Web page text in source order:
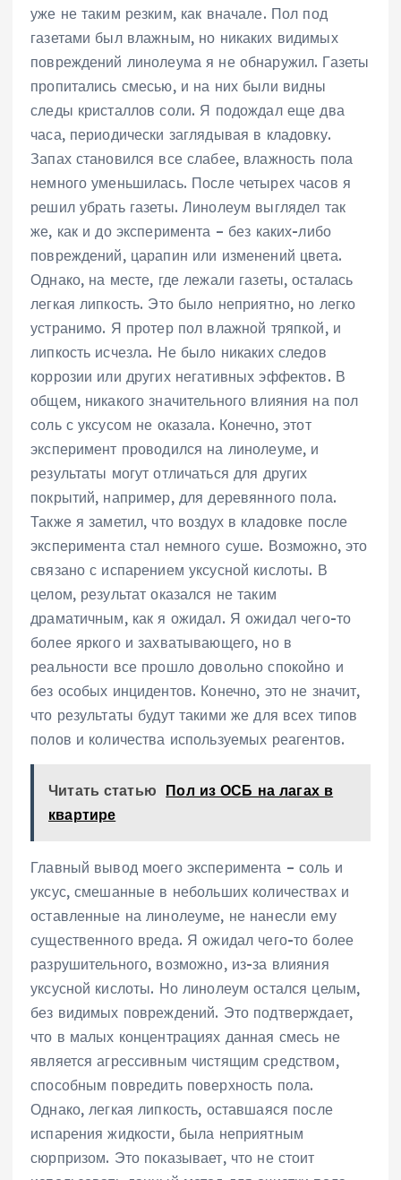
уже не таким резким, как вначале. Пол под
газетами был влажным, но никаких видимых
повреждений линолеума я не обнаружил. Газеты
пропитались смесью, и на них были видны
следы кристаллов соли. Я подождал еще два
часа, периодически заглядывая в кладовку.
Запах становился все слабее, влажность пола
немного уменьшилась. После четырех часов я
решил убрать газеты. Линолеум выглядел так
же, как и до эксперимента – без каких-либо
повреждений, царапин или изменений цвета.
Однако, на месте, где лежали газеты, осталась
легкая липкость. Это было неприятно, но легко
устранимо. Я протер пол влажной тряпкой, и
липкость исчезла. Не было никаких следов
коррозии или других негативных эффектов. В
общем, никакого значительного влияния на пол
соль с уксусом не оказала. Конечно, этот
эксперимент проводился на линолеуме, и
результаты могут отличаться для других
покрытий, например, для деревянного пола.
Также я заметил, что воздух в кладовке после
эксперимента стал немного суше. Возможно, это
связано с испарением уксусной кислоты. В
целом, результат оказался не таким
драматичным, как я ожидал. Я ожидал чего-то
более яркого и захватывающего, но в
реальности все прошло довольно спокойно и
без особых инцидентов. Конечно, это не значит,
что результаты будут такими же для всех типов
полов и количества используемых реагентов.
Читать статью Пол из ОСБ на лагах в
квартире
Главный вывод моего эксперимента – соль и
уксус, смешанные в небольших количествах и
оставленные на линолеуме, не нанесли ему
существенного вреда. Я ожидал чего-то более
разрушительного, возможно, из-за влияния
уксусной кислоты. Но линолеум остался целым,
без видимых повреждений. Это подтверждает,
что в малых концентрациях данная смесь не
является агрессивным чистящим средством,
способным повредить поверхность пола.
Однако, легкая липкость, оставшаяся после
испарения жидкости, была неприятным
сюрпризом. Это показывает, что не стоит